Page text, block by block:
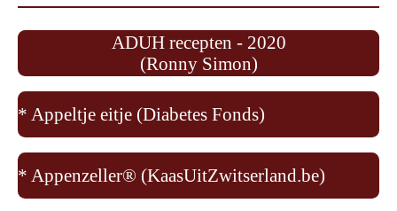
ADUH recepten - 2020
(Ronny Simon)
* Appeltje eitje (Diabetes Fonds)
* Appenzeller® (KaasUitZwitserland.be)